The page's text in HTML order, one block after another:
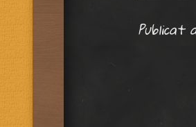
Publicat